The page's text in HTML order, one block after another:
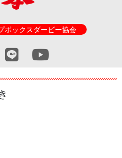
ボックスダービー協会